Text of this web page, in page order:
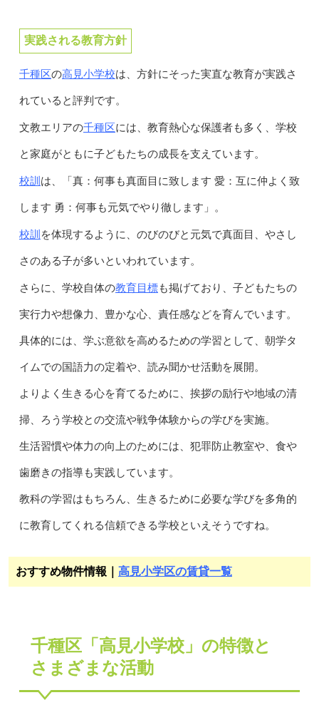
実践される教育方針
千種区の高見小学校は、方針にそった実直な教育が実践さ
れていると評判です。
文教エリアの千種区には、教育熱心な保護者も多く、学校
と家庭がともに子どもたちの成長を支えています。
校訓 は、「真：何事も真面目に致します 愛：互に仲よく致
します 勇：何事も元気でやり徹します」。
校訓 を体現するように、のびのびと元気で真面目、やさし
さのある子が多いといわれています。
さらに、学校自体の教育目標も掲げており、子どもたちの
実行力や想像力、豊かな心、責任感などを育んでいます。
具体的には、学ぶ意欲を高めるための学習として、朝学タ
イムでの国語力の定着や、読み聞かせ活動を展開。
よりよく生きる心を育てるために、挨拶の励行や地域の清
掃、ろう学校との交流や戦争体験からの学びを実施。
生活習慣や体力の向上のためには、犯罪防止教室や、食や
歯磨きの指導も実践しています。
教科の学習はもちろん、生きるために必要な学びを多角的
に教育してくれる信頼できる学校といえそうですね。
おすすめ物件情報｜ 高見小学区の賃貸一覧
千種区「高見小学校」の特徴と
さまざまな活動